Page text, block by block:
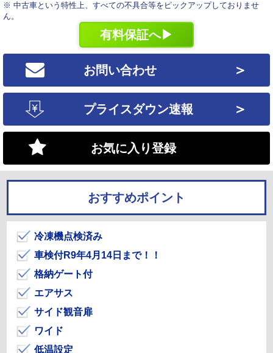
※ 中古車という特性上、すべての不具合等をピックアップしておりませ
ん。
有料保証へ▶
お問い合わせ ＞
プライスダウン速報 ＞
お気に入り登録
おすすめポイント
冷凍機点検済み
車検付R9年4月14日まで！！
格納ゲート付
エアサス
サイド観音扉
ワイド
低温設定